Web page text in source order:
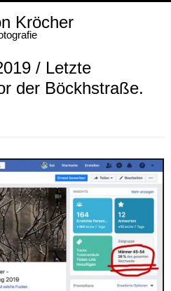
Kröcher
/ Letzte
der Böckhstraße.